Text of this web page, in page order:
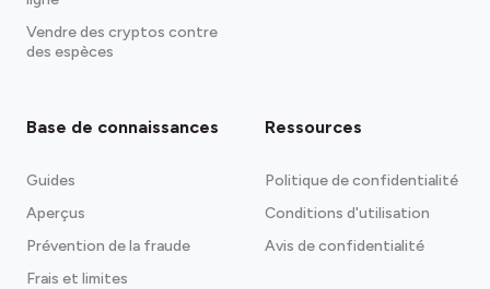
Vendre des cryptos contre
des espèces
Base de connaissances
Guides
Aperçus
Prévention de la fraude
Frais et limites
Ressources
Politique de confidentialité
Conditions d'utilisation
Avis de confidentialité